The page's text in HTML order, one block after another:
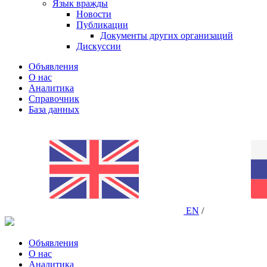
Язык вражды
Новости
Публикации
Документы других организаций
Дискуссии
Объявления
О нас
Аналитика
Справочник
База данных
EN /
Объявления
О нас
Аналитика